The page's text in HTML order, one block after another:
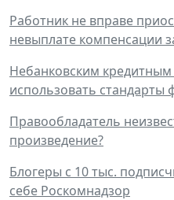
Работник не вправе
невыплате компенсации
Небанковским
использовать стандарты
Правообладатель
произведение?
Блогеры с 10 тыс.
себе Роскомнадзор